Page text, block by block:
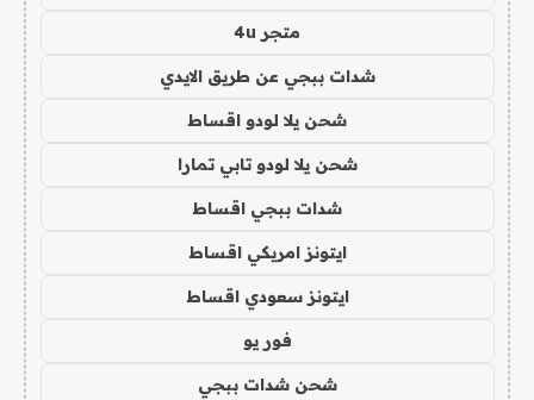
متجر 4u
شدات ببجي عن طريق الايدي
شحن يلا لودو اقساط
شحن يلا لودو تابي تمارا
شدات ببجي اقساط
ايتونز امريكي اقساط
ايتونز سعودي اقساط
فور يو
شحن شدات ببجي